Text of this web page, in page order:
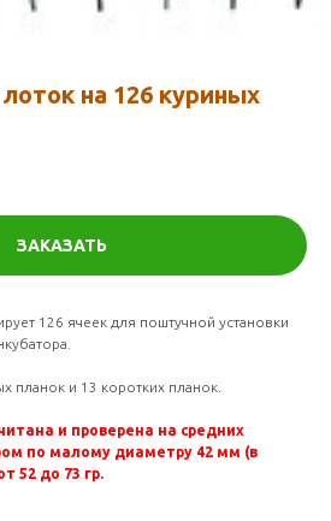
на 126 куриных
ЗАКАЗАТЬ
126 ячеек для поштучной установки
планок и 13 коротких планок.
и проверена на средних
по малому диаметру 42 мм (в
52 до 73 гр.